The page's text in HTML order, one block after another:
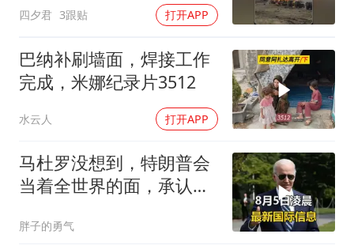
四夕君 3跟贴 打开APP
巴纳补刷墙面，焊接工作
完成，米娜纪录片3512
水云人 打开APP
马杜罗没想到，特朗普会
当着全世界的面，承认一
胖子的勇气